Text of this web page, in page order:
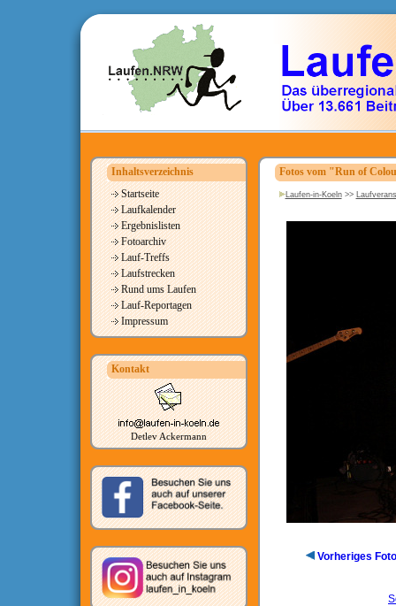
Inhaltsverzeichnis
Startseite
Laufkalender
Ergebnislisten
Fotoarchiv
Lauf-Treffs
Laufstrecken
Rund ums Laufen
Lauf-Reportagen
Impressum
Kontakt
Detlev Ackermann
Fotos vom "Run of
Laufen-in-Koeln>>
Vorheriges Foto